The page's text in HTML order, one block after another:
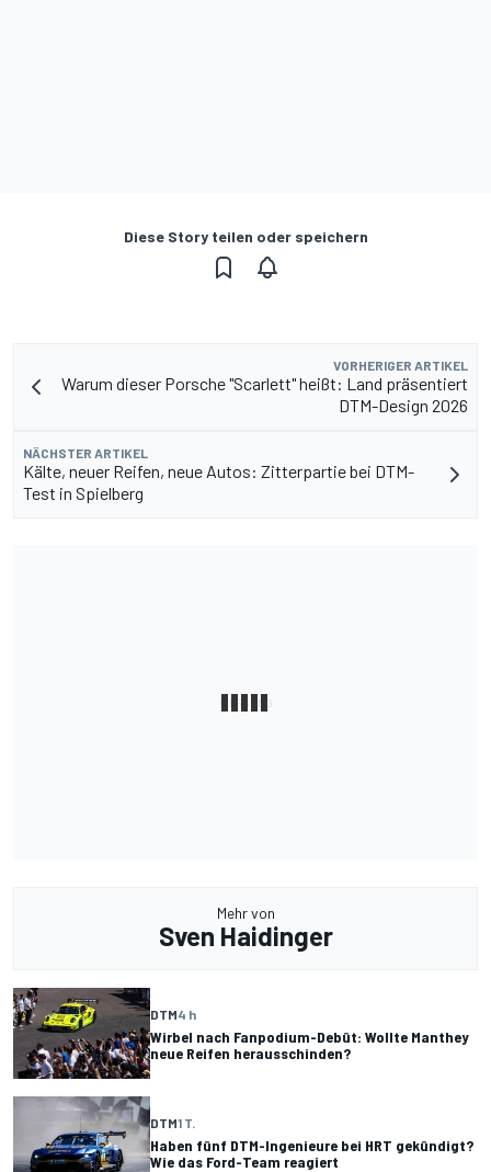
Diese Story teilen oder speichern
VORHERIGER ARTIKEL
Warum dieser Porsche "Scarlett" heißt: Land präsentiert
DTM-Design 2026
NÄCHSTER ARTIKEL
Kälte, neuer Reifen, neue Autos: Zitterpartie bei DTM-
Test in Spielberg
Mehr von
Sven Haidinger
DTM4 h
Wirbel nach Fanpodium-Debüt: Wollte Manthey
neue Reifen herausschinden?
DTM1 T.
Haben fünf DTM-Ingenieure bei HRT gekündigt?
Wie das Ford-Team reagiert